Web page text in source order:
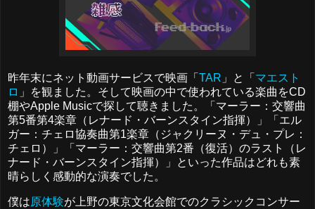
昨年末にネット動画サービスで映画「 TAR 」と「 マエスト
ロ 」を観ました。そして映画の中で使われている楽曲をCD
棚やApple Musicで探して聴きました。「マーラー：交響曲
第5番第4楽章（レナード・バーンスタイン指揮）」「エル
ガー：チェロ協奏曲第1楽章（ジャクリーヌ・デュ・プレ：
チェロ）」「マーラー：交響曲第2番（復活）のラスト（レ
ナード・バーンスタイン指揮）」といった作品はどれも素
晴らしく感動的な演奏でした。
僕は原体験が上野の東京文化会館でのクラシックコンサー